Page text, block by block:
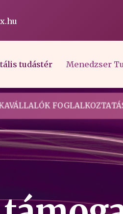
tudástér Menedzser